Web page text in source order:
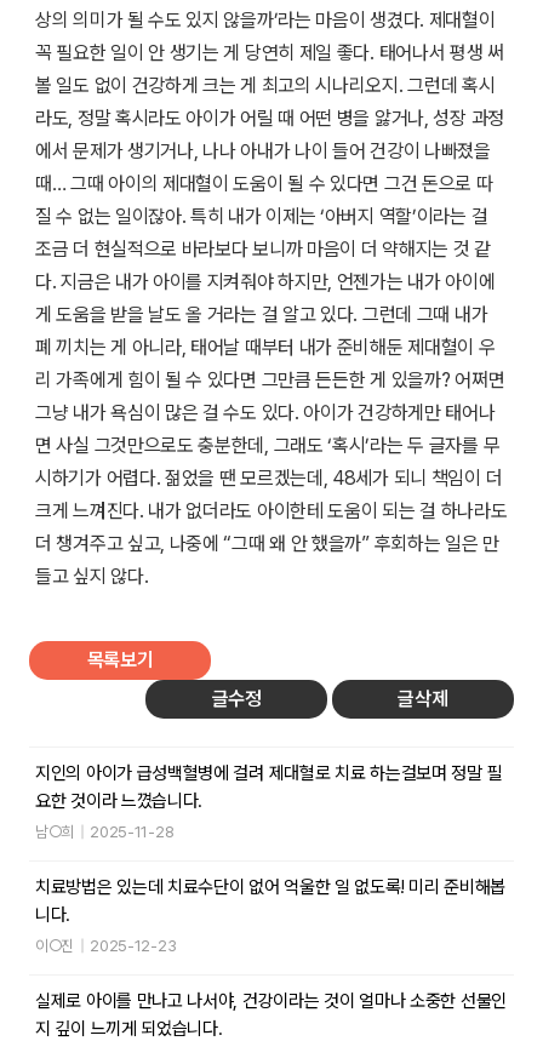
상의 의미가 될 수도 있지 않을까’라는 마음이 생겼다. 제대혈이
꼭 필요한 일이 안 생기는 게 당연히 제일 좋다. 태어나서 평생 써
볼 일도 없이 건강하게 크는 게 최고의 시나리오지. 그런데 혹시
라도, 정말 혹시라도 아이가 어릴 때 어떤 병을 앓거나, 성장 과정
에서 문제가 생기거나, 나나 아내가 나이 들어 건강이 나빠졌을
때… 그때 아이의 제대혈이 도움이 될 수 있다면 그건 돈으로 따
질 수 없는 일이잖아. 특히 내가 이제는 ‘아버지 역할’이라는 걸
조금 더 현실적으로 바라보다 보니까 마음이 더 약해지는 것 같
다. 지금은 내가 아이를 지켜줘야 하지만, 언젠가는 내가 아이에
게 도움을 받을 날도 올 거라는 걸 알고 있다. 그런데 그때 내가
폐 끼치는 게 아니라, 태어날 때부터 내가 준비해둔 제대혈이 우
리 가족에게 힘이 될 수 있다면 그만큼 든든한 게 있을까? 어쩌면
그냥 내가 욕심이 많은 걸 수도 있다. 아이가 건강하게만 태어나
면 사실 그것만으로도 충분한데, 그래도 ‘혹시’라는 두 글자를 무
시하기가 어렵다. 젊었을 땐 모르겠는데, 48세가 되니 책임이 더
크게 느껴진다. 내가 없더라도 아이한테 도움이 되는 걸 하나라도
더 챙겨주고 싶고, 나중에 “그때 왜 안 했을까” 후회하는 일은 만
들고 싶지 않다.
목록보기
글수정
글삭제
지인의 아이가 급성백혈병에 걸려 제대혈로 치료 하는걸보며 정말 필
요한 것이라 느꼈습니다.
남○희 2025-11-28
치료방법은 있는데 치료수단이 없어 억울한 일 없도록! 미리 준비해봅
니다.
이○진 2025-12-23
실제로 아이를 만나고 나서야, 건강이라는 것이 얼마나 소중한 선물인
지 깊이 느끼게 되었습니다.